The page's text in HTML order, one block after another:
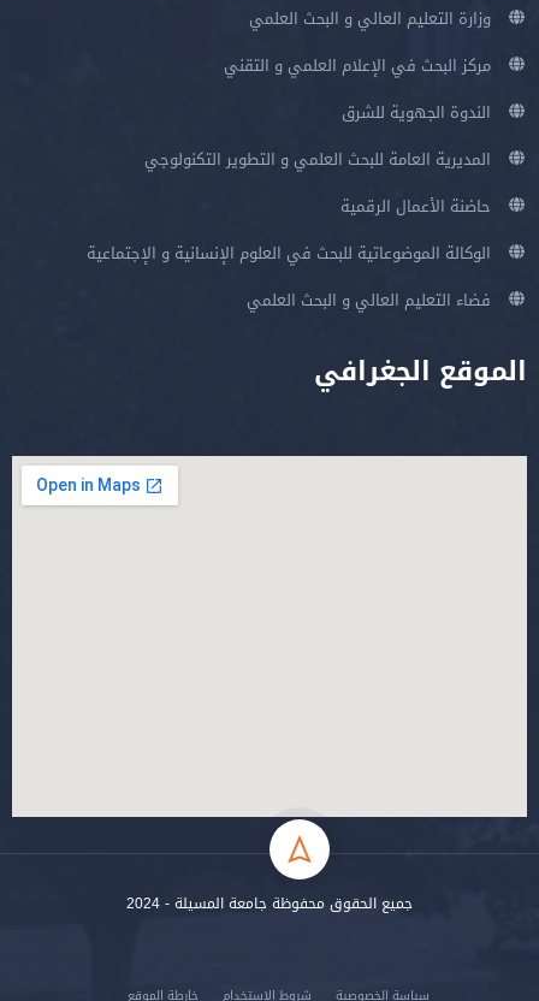
وزارة التعليم العالي و البحث العلمي
مركز البحث في الإعلام العلمي و التقني
الندوة الجهوية للشرق
المديرية العامة للبحث العلمي و التطوير التكنولوجي
حاضنة الأعمال الرقمية
الوكالة الموضوعاتية للبحث في العلوم الإنسانية و الإجتماعية
فضاء التعليم العالي و البحث العلمي
الموقع الجغرافي
جميع الحقوق محفوظة جامعة المسيلة - 2024
سياسة الخصوصية شروط الاستخدام خارطة الموقع